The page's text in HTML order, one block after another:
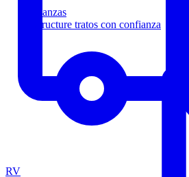
Finanzas
Estructure tratos con confianza
RV